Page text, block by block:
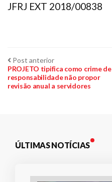
JFRJ EXT 2018/00838
Navegação
de
Post anteriorPost
anterior:
PROJETO tipifica como crime de
responsabilidade não propor
revisão anual a servidores
ÚLTIMAS NOTÍCIAS